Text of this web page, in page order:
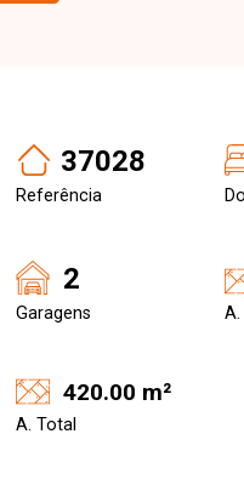
37028
Referência
2
Garagens
420.00 m²
A. Total